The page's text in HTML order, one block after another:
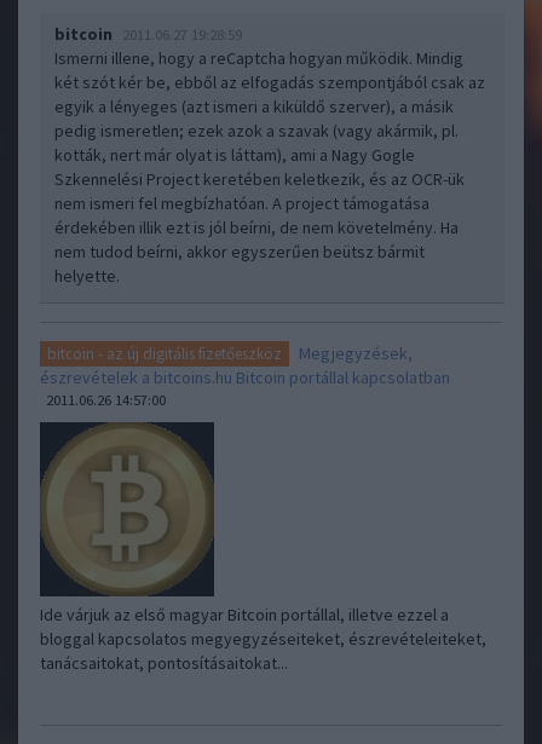
bitcoin 2011.06.27 19:28:59
Ismerni illene, hogy a reCaptcha hogyan működik. Mindig
két szót kér be, ebből az elfogadás szempontjából csak az
egyik a lényeges (azt ismeri a kiküldő szerver), a másik
pedig ismeretlen; ezek azok a szavak (vagy akármik, pl.
kották, nert már olyat is láttam), ami a Nagy Gogle
Szkennelési Project keretében keletkezik, és az OCR-ük
nem ismeri fel megbízhatóan. A project támogatása
érdekében illik ezt is jól beírni, de nem követelmény. Ha
nem tudod beírni, akkor egyszerűen beütsz bármit
helyette.
bitcoin - az új digitális fizetőeszköz
Megjegyzések,
észrevételek a bitcoins.hu Bitcoin portállal kapcsolatban
2011.06.26 14:57:00
Ide várjuk az első magyar Bitcoin portállal, illetve ezzel a
bloggal kapcsolatos megyegyzéseiteket, észrevételeiteket,
tanácsaitokat, pontosításaitokat...